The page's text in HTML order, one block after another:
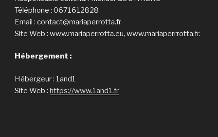
Téléphone : 0671612828
Email : contact@mariaperrotta.fr
Site Web : www.mariaperrotta.eu, www.mariaperrrotta.fr.
Hébergement :
Hébergeur : 1and1
Site Web : https://www.1and1.fr